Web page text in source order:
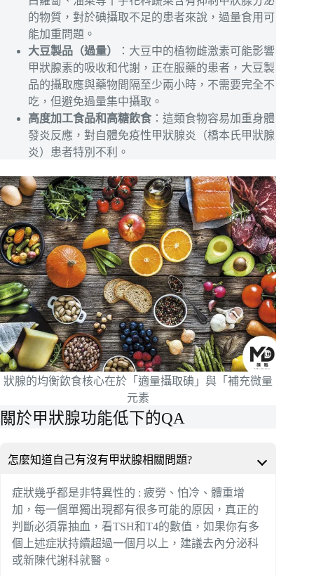
的物質，對於碘攝取不足的患者來說，過量食用可
能加重問題。
大豆製品（過量）
：大豆中的植物雌激素可能影響
甲狀腺素的吸收和代謝，正在服藥的患者，大豆製
品的攝取應與藥物間隔至少兩小時，不需要完全不
吃，但避免過量集中攝取。
高度加工食品和高糖飲食 ：這類食物容易加重身體
發炎反應，對自體免疫性甲狀腺炎（橋本氏甲狀腺
炎）患者特別不利。
狀腺的均衡飲食核心在於「適量攝取碘」與「補充微量
元素
關於甲狀腺功能低下的QA
怎麼知道自己有沒有甲狀腺相關問題?
症狀幾乎都是非特異性的 : 疲勞、怕冷、體重增
加，每一個單獨出現都有很多可能的原因，真正的
判斷必須靠抽血，看TSH和T4的數值，如果你有多
個上述症狀持續超過一個月以上，建議去內分泌科
或新陳代謝科就醫。